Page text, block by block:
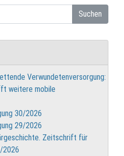
Suchen
Verwundetenversorgung:
weitere mobile
30/2026
29/2026
Zeitschrift für
2026